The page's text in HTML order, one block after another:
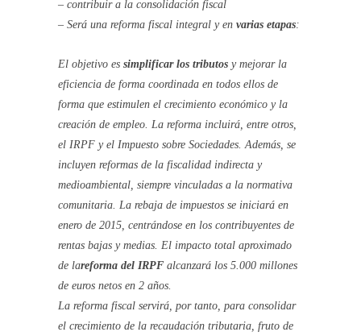
– contribuir a la consolidación fiscal
– Será una reforma fiscal integral y en varias etapas:
El objetivo es simplificar los tributos y mejorar la
eficiencia de forma coordinada en todos ellos de
forma que estimulen el crecimiento económico y la
creación de empleo. La reforma incluirá, entre otros,
el IRPF y el Impuesto sobre Sociedades. Además, se
incluyen reformas de la fiscalidad indirecta y
medioambiental, siempre vinculadas a la normativa
comunitaria. La rebaja de impuestos se iniciará en
enero de 2015, centrándose en los contribuyentes de
rentas bajas y medias. El impacto total aproximado
de lareforma del IRPF alcanzará los 5.000 millones
de euros netos en 2 años.
La reforma fiscal servirá, por tanto, para consolidar
el crecimiento de la recaudación tributaria, fruto de